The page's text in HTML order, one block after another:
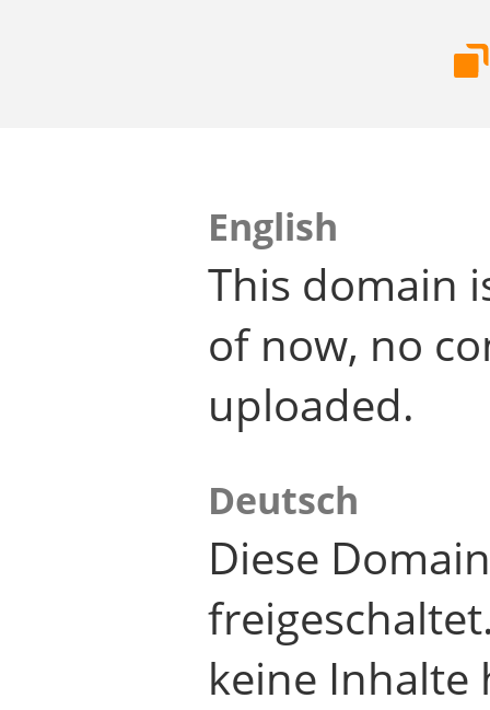
English
This domain
of now, no
uploaded.
Deutsch
Diese
keine Inhalte